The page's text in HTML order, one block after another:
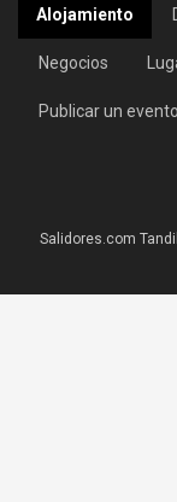
Alojamiento
Negocios
Publicar un evento
Salidores.com